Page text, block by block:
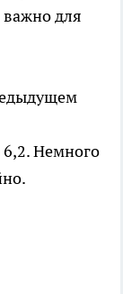
важно для
6,2. Немного